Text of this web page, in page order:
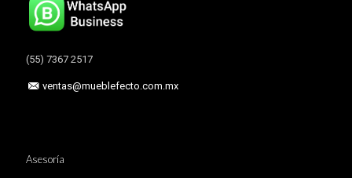
(55) 7367 2517
ventas@mueblefecto.com.mx
Asesoría